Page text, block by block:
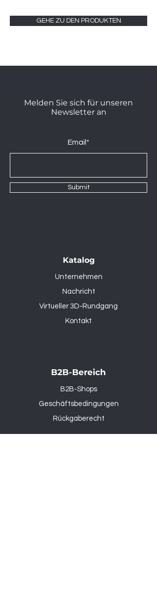
GEHE ZU DEN PRODUKTEN
Melden Sie sich für unseren
Newsletter an
Email*
Submit
Katalog
Unternehmen
Nachricht
Virtueller 3D-Rundgang
Kontakt
B2B-Bereich
B2B-Shops
Geschäftsbedingungen
Rückgaberecht